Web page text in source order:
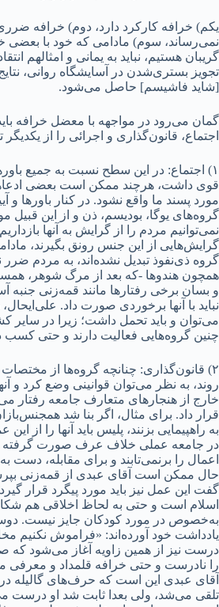
یکم) خرافه کارکرد دارد، دوم) خرافه
نمی‌رساند، سوم) مادامی که خود با
گریبان هستیم، نباید به یمانی و امثالهم
تجویز بستری‌شدن در آسایشگاه روانی،
[شاید فاشیسم] حاصل می‌شود.
گمان می‌رود در مواجهه با معضل خرافه
اجتماع، قانون‌گذاری و اجرائی را از
۱) اجتماع: در این سطح نسبت به جمیع
قوی داشت، هرچند ممکن است بعضی
مورد پسند ما واقع نشود. در کنار باورها و
گروه‌های یوگا، بودیسم، ذن و از این قبیل
نمی‌توانیم مردم را از گرایش به آنها
گرایش‌هایی از این جنس رونق بگیرند،
گروه ذی‌نفوذ تبدیل نشده‌اند، به مردم ضرر
همچون هندوها -که بعد از مرگ شوهر،
و بسان برخی رفتارها مانند قمه‌زنی جنبه
نباید با آنها برخوردی صورت داد.
می‌توان و باید تحمل داشت؛ زیرا در سایر
چنین گروه‌هایی فعالیت دارند و حتی کسب
۲) قانون‌گذاری: چنانچه گروه‌ها از مختصات
روند، به‌ ‌نظر می‌توان قوانینی وضع کرد و
خارج از هنجارهای متعارف جامعه رفتار
قرار داد. برای مثال، اگر بنا شد
به راهپیمایی بزنند، پلیس باید آنها را از این
در جامعه عملی خلاف عرف صورت گرفته
اعمال را برنمی‌تابند و برای مقابله،
حال ممکن است آقای عبدی از قمه‌زنی
گفت این عمل نیز باید مورد پیگرد قرار
اسلام است و حتی به‌ لحاظ اخلاقی هم
به‌خصوص در مورد کودکان جایز نیست.
یادداشت خود آورده‌‌اند: «فراموش نکنیم
درست نیز از همین زاویه آغاز می‌شود که
را نادرست و حتی خرافه قلمداد و معرفی
آقای عبدی این است که حرف‌های گالیله
تلقی می‌شد، ولی بعدا ثابت شد او درست